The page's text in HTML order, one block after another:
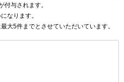
付与されます。
なります。
大5件までとさせていただいています。